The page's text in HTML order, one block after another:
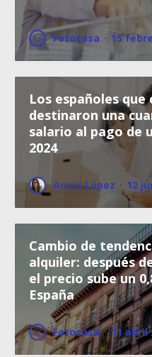
Fotocasa · 15
Los españoles
destinaron una
salario al pago de
2024
Anaïs López · 12
Cambio de
alquiler: después
el precio sube un
España
Fotocasa · 11 abril